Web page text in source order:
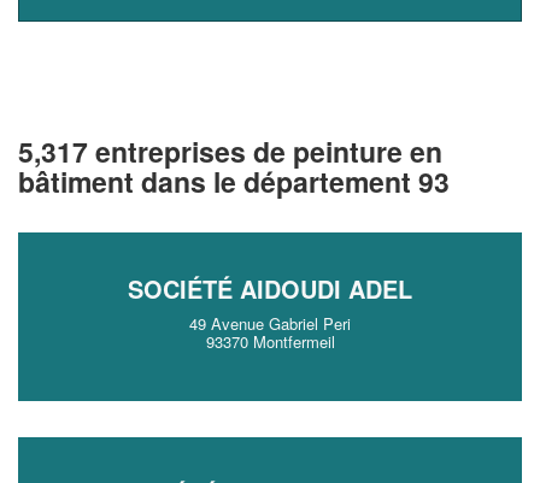
5,317 entreprises de peinture en
bâtiment dans le département 93
SOCIÉTÉ AIDOUDI ADEL
49 Avenue Gabriel Peri
93370 Montfermeil